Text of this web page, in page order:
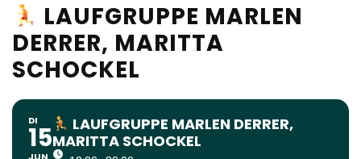
LAUFGRUPPE MARLEN
DERRER, MARITTA
SCHOCKEL
DI
15
LAUFGRUPPE MARLEN DERRER,
MARITTA SCHOCKEL